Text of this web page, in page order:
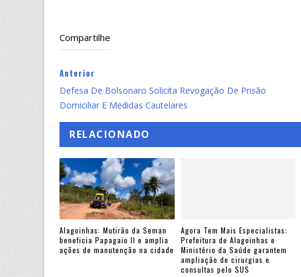
Compartilhe
Anterior
Defesa De Bolsonaro Solicita Revogação De Prisão
Domiciliar E Medidas Cautelares
RELACIONADO
Alagoinhas: Mutirão da Seman
beneficia Papagaio II e amplia
ações de manutenção na cidade
Agora Tem Mais Especialistas:
Prefeitura de Alagoinhas e
Ministério da Saúde garantem
ampliação de cirurgias e
consultas pelo SUS